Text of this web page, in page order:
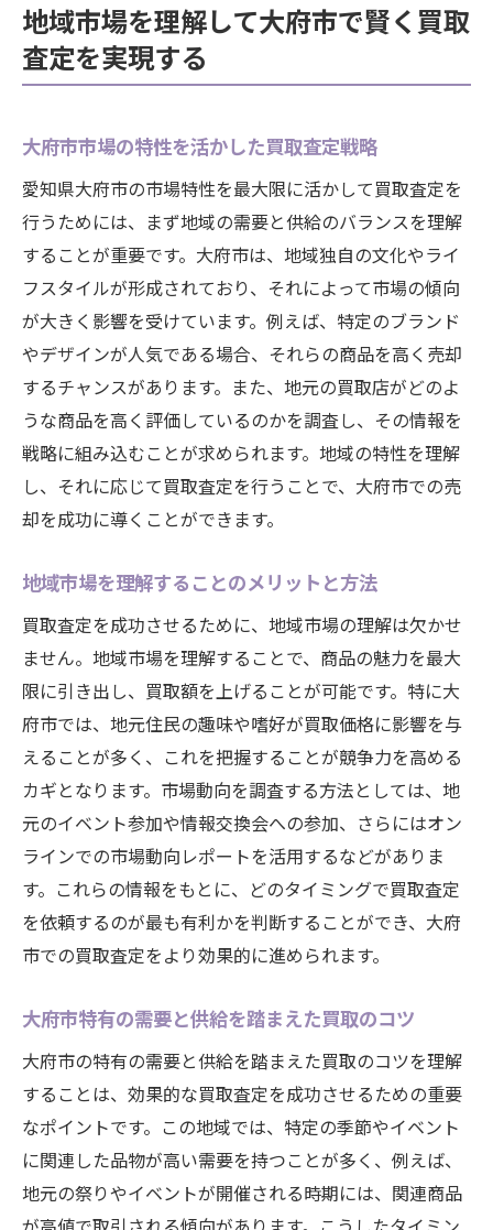
地域市場を理解して大府市で賢く買取
査定を実現する
大府市市場の特性を活かした買取査定戦略
愛知県大府市の市場特性を最大限に活かして買取査定を
行うためには、まず地域の需要と供給のバランスを理解
することが重要です。大府市は、地域独自の文化やライ
フスタイルが形成されており、それによって市場の傾向
が大きく影響を受けています。例えば、特定のブランド
やデザインが人気である場合、それらの商品を高く売却
するチャンスがあります。また、地元の買取店がどのよ
うな商品を高く評価しているのかを調査し、その情報を
戦略に組み込むことが求められます。地域の特性を理解
し、それに応じて買取査定を行うことで、大府市での売
却を成功に導くことができます。
地域市場を理解することのメリットと方法
買取査定を成功させるために、地域市場の理解は欠かせ
ません。地域市場を理解することで、商品の魅力を最大
限に引き出し、買取額を上げることが可能です。特に大
府市では、地元住民の趣味や嗜好が買取価格に影響を与
えることが多く、これを把握することが競争力を高める
カギとなります。市場動向を調査する方法としては、地
元のイベント参加や情報交換会への参加、さらにはオン
ラインでの市場動向レポートを活用するなどがありま
す。これらの情報をもとに、どのタイミングで買取査定
を依頼するのが最も有利かを判断することができ、大府
市での買取査定をより効果的に進められます。
大府市特有の需要と供給を踏まえた買取のコツ
大府市の特有の需要と供給を踏まえた買取のコツを理解
することは、効果的な買取査定を成功させるための重要
なポイントです。この地域では、特定の季節やイベント
に関連した品物が高い需要を持つことが多く、例えば、
地元の祭りやイベントが開催される時期には、関連商品